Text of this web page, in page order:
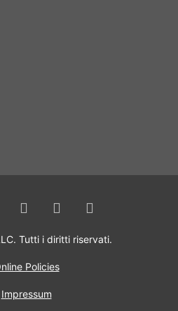
Tutti i diritti riservati.
Policies
Impressum